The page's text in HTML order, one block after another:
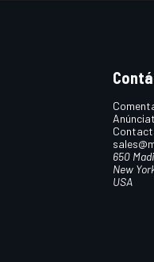
650
New
USA